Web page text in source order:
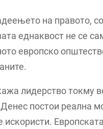
на правото,
еднаквост не се
европско
лидерство токму
постои реална